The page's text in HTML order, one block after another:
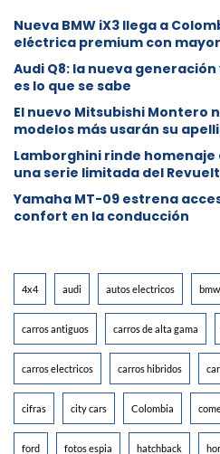
Nueva BMW iX3 llega a
eléctrica premium con
Audi Q8: la nueva
es lo que se sabe
⁠El nuevo Mitsubishi Montero
modelos más usarán su
Lamborghini rinde
una serie limitada del
Yamaha MT-09 estrena
confort en la conducción
4x4 audi autos electricos bmw
carros antiguos carros de alta gama
carros electricos carros hibridos
cifras city cars Colombia
ford fotos espia hatchback